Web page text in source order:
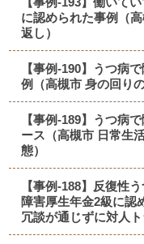
に認められた事例（
返し）
【事例-190】うつ病
例（高槻市 身の回り
【事例-189】うつ病
ース（高槻市 日常生
態）
【事例-188】反復性
障害厚生年金2級に認
冗談が通じずに対人ト